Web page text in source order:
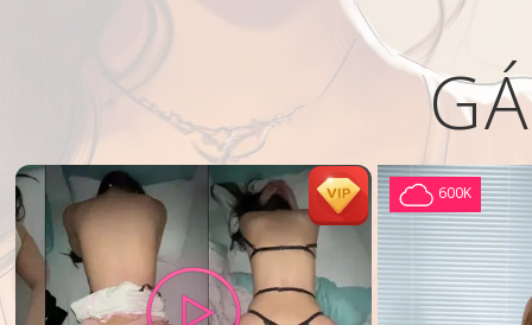
600K